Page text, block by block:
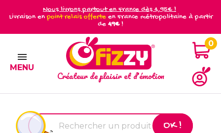
Nous livrons partout en France dès 4,95€ !
Livraison enpoint relais offerteen France métropolitaine à partir
de 49€!

MENU
0
Créateur de plaisir et d'émotion
OK !